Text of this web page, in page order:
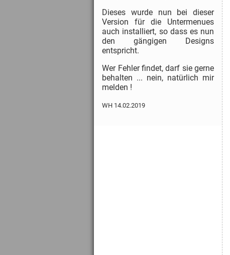
Dieses wurde nun bei dieser
Version für die Untermenues
auch installiert, so dass es nun
den gängigen Designs
entspricht.
Wer Fehler findet, darf sie gerne
behalten ... nein, natürlich mir
melden !
WH 14.02.2019